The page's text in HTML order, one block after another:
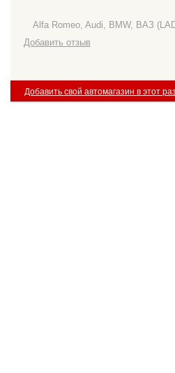
Alfa Romeo, Audi, BMW, ВАЗ
Добавить отзыв
Добавить свой автомагазин в этот